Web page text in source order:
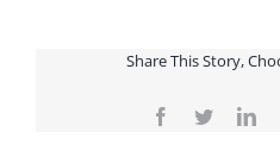
Share This Story,
Facebook
Twitter